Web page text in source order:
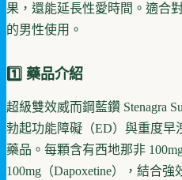
果，還能延長性愛時間。適合
的男性使用。
1️⃣ 藥品介紹
超級雙效威而鋼藍鑽 Stenagra
勃起功能障礙（ED）與重度早
藥品。每顆含有西地那非
100mg（Dapoxetine），結合